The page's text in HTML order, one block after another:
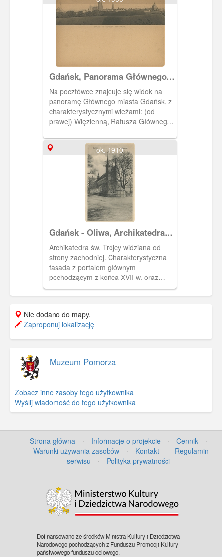
Gdańsk, Panorama Głównego
Miasta "Alt Danzig"
Na pocztówce znajduje się widok na
panoramę Głównego miasta Gdańsk, z
charakterystycznymi wieżami: (od
prawej) Więzienną, Ratusza Głównego
Głównego. Na pierwszym planie wały
obronne.
ok. 1910
Gdańsk - Oliwa, Archikatedra
św. Trójcy
Archikatedra św. Trójcy widziana od
strony zachodniej. Charakterystyczna
fasada z portalem głównym
pochodzącym z końca XVII w. oraz
dwiema wieżami nakrytymi szpiczastymi
hełmami. Przez kilkaset lat był to
(przybyłych do Oliwy w 1186 r.), po
kasacie zakonu kościół parafialny
katolicki, zaś po ustanowieniu diecezji
Obecnie podniesiony do rangi
archikatedry.
Nie dodano do mapy.
Zaproponuj lokalizację
Muzeum Pomorza
Zobacz inne zasoby tego użytkownika
Wyślij wiadomość do tego użytkownika
Strona główna · Informacje o projekcie · Cennik
·
Warunki używania zasobów
· Kontakt ·
Regulamin
serwisu
· Polityka prywatności
Dofinansowano ze środków Ministra Kultury i Dziedzictwa
Narodowego pochodzących z Funduszu Promocji Kultury –
państwowego funduszu celowego.